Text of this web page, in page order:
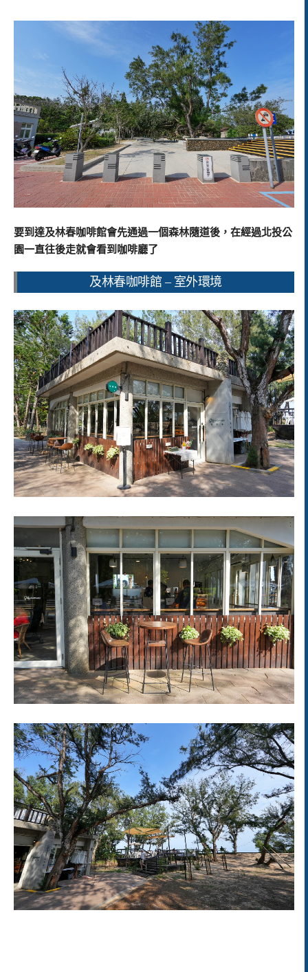
要到達及林春咖啡館會先通過一個森林隨道後，在經過北投公
園一直往後走就會看到咖啡廳了
及林春咖啡館 – 室外環境